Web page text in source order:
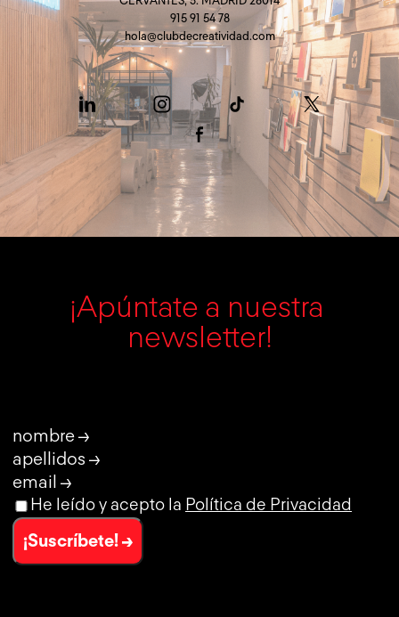
915 91 54 78
hola@clubdecreatividad.com
¡Apúntate a nuestra
newsletter!
nombre →
apellidos →
email →
He leído y acepto la Política de Privacidad
¡Suscríbete! →